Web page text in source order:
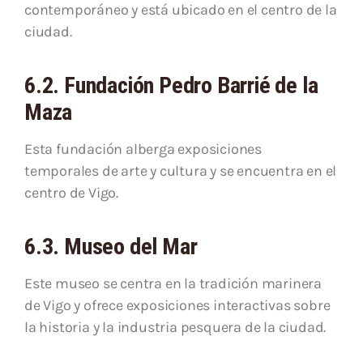
contemporáneo y está ubicado en el centro de la
ciudad.
6.2. Fundación Pedro Barrié de la
Maza
Esta fundación alberga exposiciones
temporales de arte y cultura y se encuentra en el
centro de Vigo.
6.3. Museo del Mar
Este museo se centra en la tradición marinera
de Vigo y ofrece exposiciones interactivas sobre
la historia y la industria pesquera de la ciudad.